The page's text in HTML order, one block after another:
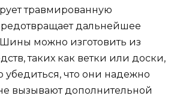
травмированную
дальнейшее
можно изготовить из
таких как ветки или доски,
убедиться, что они надежно
вызывают дополнительной